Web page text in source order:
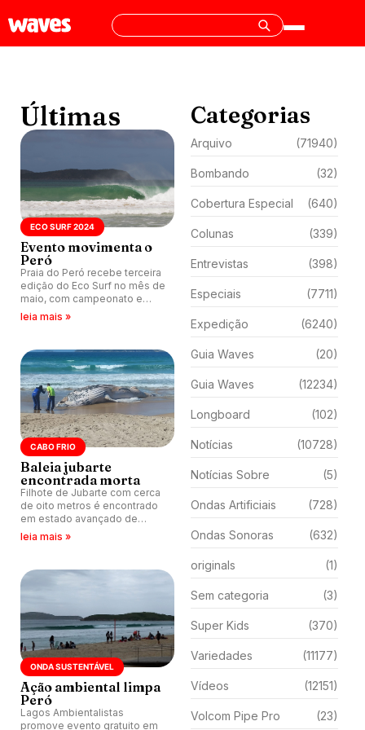
Últimas
ECO SURF 2024
Evento movimenta o
Peró
Praia do Peró recebe terceira
edição do Eco Surf no mês de
maio, com campeonato e
ações ambientais em Cabo
leia mais »
CABO FRIO
Baleia jubarte
encontrada morta
Filhote de Jubarte com cerca
de oito metros é encontrado
em estado avançado de
decomposição na Praia do
leia mais »
ONDA SUSTENTÁVEL
Ação ambiental limpa
Peró
Lagos Ambientalistas
promove evento gratuito em
Categorias
Arquivo (71940)
Bombando (32)
Cobertura Especial (640)
Colunas (339)
Entrevistas (398)
Especiais (7711)
Expedição (6240)
Guia Waves (20)
Guia Waves (12234)
Longboard (102)
Notícias (10728)
Notícias Sobre (5)
Ondas Artificiais (728)
Ondas Sonoras (632)
originals (1)
Sem categoria (3)
Super Kids (370)
Variedades (11177)
Vídeos (12151)
Volcom Pipe Pro (23)